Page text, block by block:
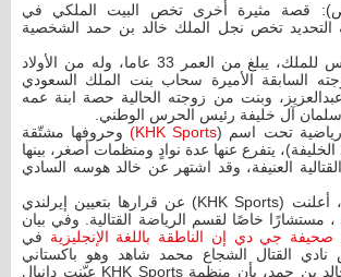
قصة مثيرة أخرى تخص البيت الملكي في
التحديد تخص نجل الملك خالد بن حمد الشخصية
خالد هو الابن الخامس للملك، يبلغ من العمر 33 عاما، وله من الأولاد
السابقة الأميرة سحاب بنت الملك السعودي
وبنت من زوجته الحالية حصة ابنة عمه
آل خليفة رئيس الحرس الوطني.
رياضية تحت اسم (KHK Sports) وحروفها مشتّقة
يتفرع عنها عدة نوادٍ ومنظمات أصغر، بينها
العنيفة، وقد اشتهر عن خالد هوسه السادي
، مستشارًا خاصًا لقسم الرياضة القتالية. وفي بيان
صحيفة جي دي إن الناطقة باللغة الإنجليزية في
نادي القتال الشجاع محمد شاهد وهو باكستاني
مجنّس يعمل لدى خالد بن حمد، بأن منظمة KHK Sports عيّنت دانيال